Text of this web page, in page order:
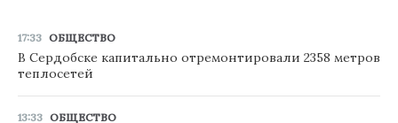
17:33 ОБЩЕСТВО
В Сердобске капитально отремонтировали 2358 метров
теплосетей
13:33 ОБЩЕСТВО